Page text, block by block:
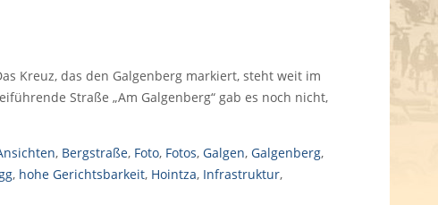
Kreuz, das den Galgenberg markiert, steht weit im
Straße „Am Galgenberg“ gab es noch nicht,
, Bergstraße, Foto, Fotos, Galgen, Galgenberg,
, hohe Gerichtsbarkeit, Hointza, Infrastruktur,